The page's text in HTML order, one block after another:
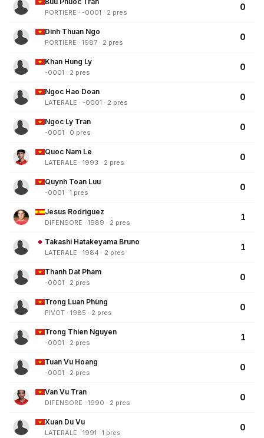
PORTIERE · -0001 · 2 pres
0
Dinh Thuan Ngo
PORTIERE · 1987 · 2 pres
0
Khan Hung Ly
-0001 · 2 pres
0
Ngoc Hao Doan
LATERALE · -0001 · 2 pres
0
Ngoc Ly Tran
-0001 · 0 pres
0
Quoc Nam Le
LATERALE · 1993 · 2 pres
0
Quynh Toan Luu
-0001 · 1 pres
0
Jesus Rodriguez
DIFENSORE · 1989 · 2 pres
1
Takashi Hatakeyama Bruno
LATERALE · 1984 · 2 pres
1
Thanh Dat Pham
-0001 · 2 pres
0
Trong Luan Phùng
PIVOT · 1985 · 2 pres
0
Trong Thien Nguyen
-0001 · 2 pres
1
Tuan Vu Hoang
-0001 · 2 pres
0
Van Vu Tran
DIFENSORE · 1990 · 2 pres
0
Xuan Du Vu
LATERALE · 1991 · 1 pres
0